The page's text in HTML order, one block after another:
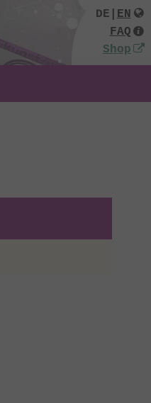
DE
EN
FAQ
Shop